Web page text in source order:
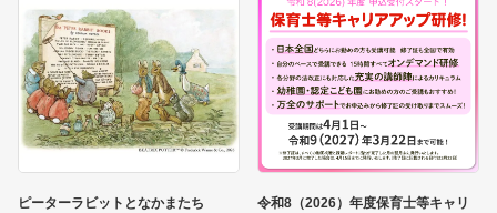
ピーターラビットとなかまたち
令和8（2026）年度保育士等キャリ